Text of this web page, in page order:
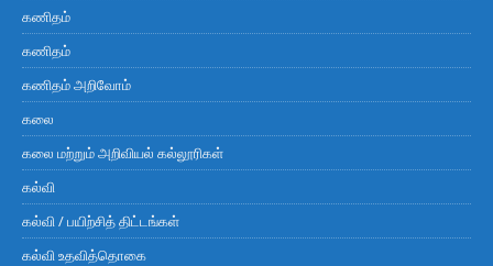
கணிதம்
கணிதம்
கணிதம் அறிவோம்
கலை
கலை மற்றும் அறிவியல் கல்லூரிகள்
கல்வி
கல்வி / பயிற்சித் திட்டங்கள்
கல்வி உதவித்தொகை